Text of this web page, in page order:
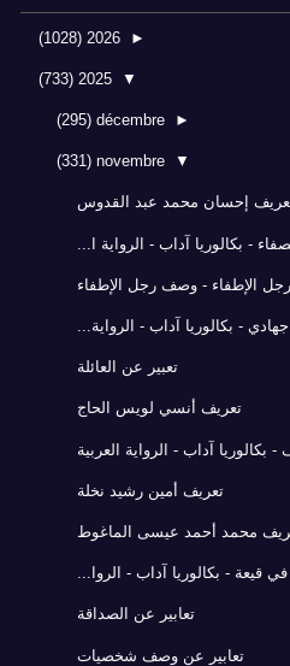
►
2026
(1028)
▼
2025
(733)
►
décembre
(295)
▼
novembre
(331)
إحسان محمد عبد القدوس
- بكالوريا آداب - الرواية ا...
الإطفاء - وصف رجل الإطفاء
- بكالوريا آداب - الرواية...
تعبير عن العائلة
تعريف أنسي لويس الحاج
آداب - الرواية العربية
تعريف أمين رشيد نخلة
محمد أحمد عيسى الماغوط
قيعة - بكالوريا آداب - الروا...
تعابير عن الصداقة
تعابير عن وصف شخصيات